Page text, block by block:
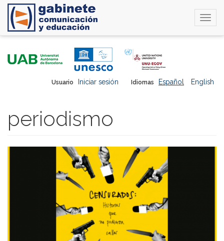
Idiomas Español English
Usuario Iniciar sesión
periodismo